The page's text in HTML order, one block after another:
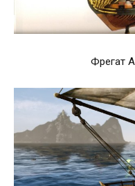
Фрегат